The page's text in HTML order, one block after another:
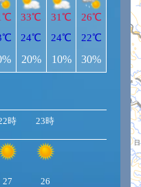
33℃
24℃
20%
31℃
24℃
10%
26℃
22℃
30%
時 23時
27 26